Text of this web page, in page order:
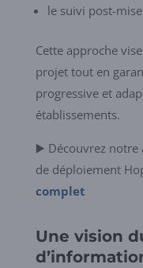
le suivi post-
Cette approche
projet tout en
progressive et
établissements.
▶️ Découvrez notre
de déploiement
complet
Une vision